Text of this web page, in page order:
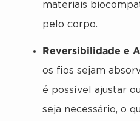
materiais
pelo corpo.
Reversibilidade e
os fios sejam
é possível ajustar
seja necessário, o